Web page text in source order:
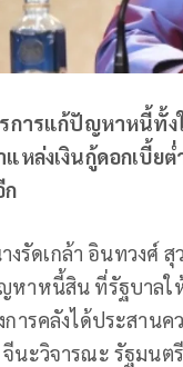
ตรการแก้ปัญหาหนี้
แหล่งเงินกู้ดอกเบี้
ก
งรัดเกล้า อินทวงศ์
หาหนี้สิน ที่รัฐบาลใ
การคลังได้ประสาน
นะวิจารณะ รัฐมนต